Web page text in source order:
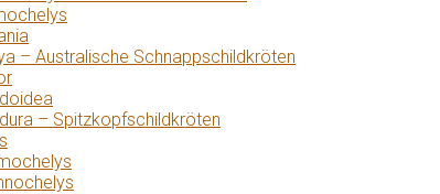
– Australische Schnappschildkröten
– Spitzkopfschildkröten